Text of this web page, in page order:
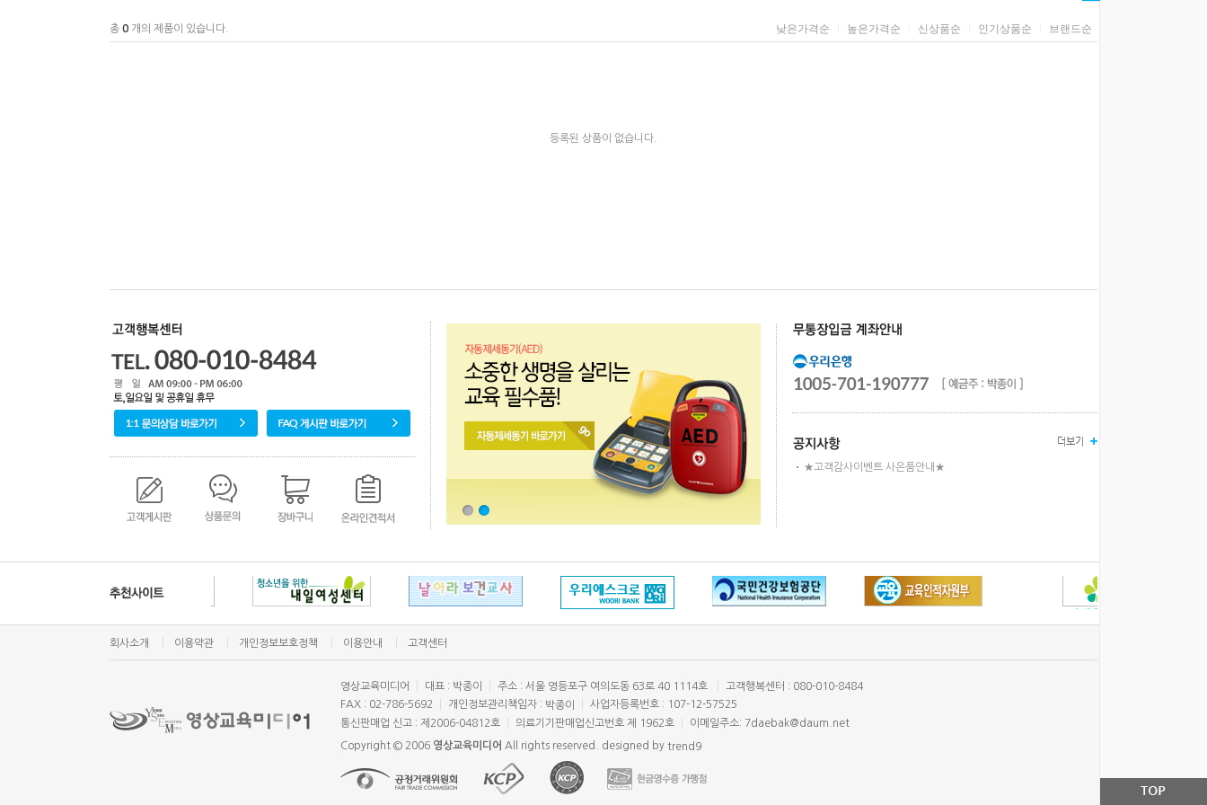
낮은가격순 높은가격순 신상품순 인기상품순 브랜드순
총 0 개의 제품이 있습니다.
등록된 상품이 없습니다.
★고객감사이벤트 사은품안내★
회사소개 이용약관 개인정보보호정책 이용안내 고객센터
영상교육미디어 대표 : 박종이 주소 : 서울 영등포구 여의도동 63로 40 1114호
고객행복센터 : 080-010-8484
FAX : 02-786-5692
개인정보관리책임자 : 박종이
사업자등록번호 : 107-12-57525
통신판매업 신고 : 제2006-04812호
의료기기판매업신고번호 제 1962호 이메일주소: 7daebak@daum.net
Copyright © 2006 영상교육미디어 All rights reserved. designed by trend9